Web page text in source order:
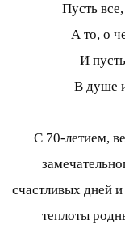
Пусть
А то, о
И
В душе
С 70-летием,
счастливых дней
теплоты